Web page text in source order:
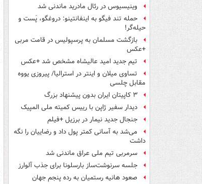
وینیسیوس در رئال مادرید ماندنی شد
حمله تند فیگو به اینفانتینو: دروغگو، پَست‌ و
حیله‌گر!
بازگشت مسلمان به پرسپولیس در قامت مربی
+عکس
تیم جدید امید عالیشاه مشخص شد +عکس
تساوی میلان و اینتر در استرالیا/ پیروزی یووه
مقابل چلسی
۳ کاپیتان ایران بدون پیشنهاد بزرگ
دیدار سفیر ژاپن با رییس کمیته ملی المپیک
جنجال جدید نیمار در برزیل +فیلم
می‌شد به آسانی کمتر پول داد و رضاییان را نگه
داشت
سرمربی تیم ملی عراق ماندنی شد
جلسه سرنوشت‌ساز بارسلونا برای جذب آلوارز
صعود هانیه رستمیان به رده پنجم جهان